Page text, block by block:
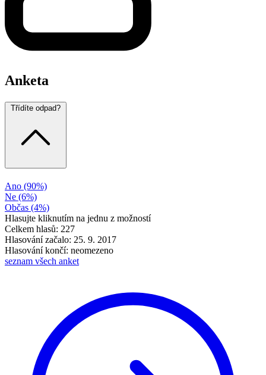
Anketa
Třídíte odpad?
Ano (90%)
Ne (6%)
Občas (4%)
Hlasujte kliknutím na jednu z možností
Celkem hlasů: 227
Hlasování začalo: 25. 9. 2017
Hlasování končí: neomezeno
seznam všech anket